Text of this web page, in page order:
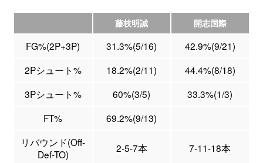
藤枝明誠 開志国際
FG%(2P+3P) 31.3%(5/16)
42.9%(9/21)
2Pシュート%
18.2%(2/11)
44.4%(8/18)
3Pシュート%
60%(3/5)
33.3%(1/3)
FT%
69.2%(9/13)
リバウンド(Off-
Def-TO)
2-5-7本 7-11-18本